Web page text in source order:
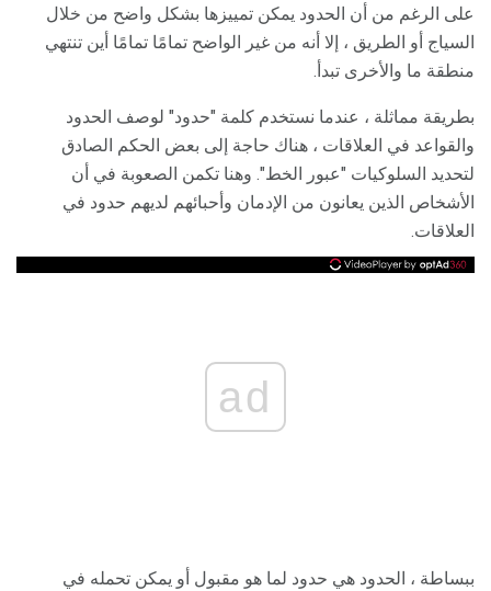
على الرغم من أن الحدود يمكن تمييزها بشكل واضح من خلال
السياج أو الطريق ، إلا أنه من غير الواضح تمامًا تمامًا أين تنتهي
منطقة ما والأخرى تبدأ.
بطريقة مماثلة ، عندما نستخدم كلمة "حدود" لوصف الحدود
والقواعد في العلاقات ، هناك حاجة إلى بعض الحكم الصادق
لتحديد السلوكيات "عبور الخط". وهنا تكمن الصعوبة في أن
الأشخاص الذين يعانون من الإدمان وأحبائهم لديهم حدود في
العلاقات.
ad
ببساطة ، الحدود هي حدود لما هو مقبول أو يمكن تحمله في